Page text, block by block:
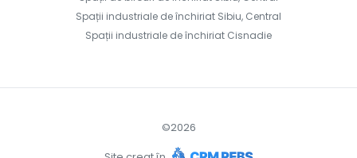
Spații industriale de închiriat Sibiu, Central
Spații industriale de închiriat Cisnadie
©2026